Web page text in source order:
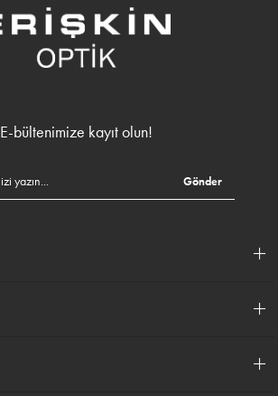
E-bültenimize kayıt olun!
Gönder